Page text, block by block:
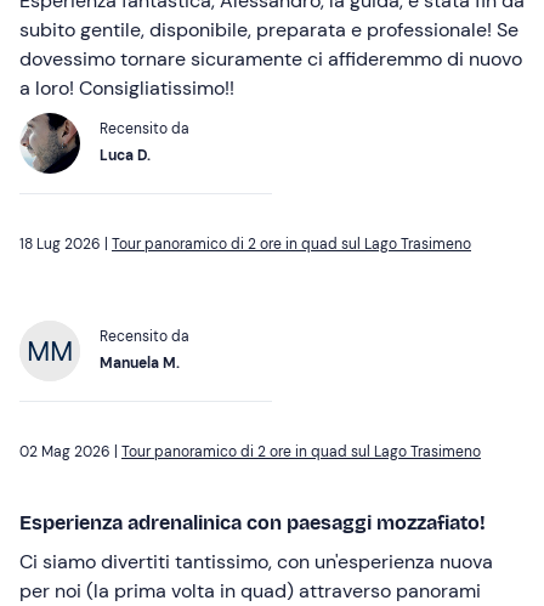
subito gentile, disponibile, preparata e professionale! Se
dovessimo tornare sicuramente ci affideremmo di nuovo
a loro! Consigliatissimo!!
Recensito da
Luca D.
18 Lug 2026 | Tour panoramico di 2 ore in quad sul Lago Trasimeno
Recensito da
Manuela M.
02 Mag 2026 | Tour panoramico di 2 ore in quad sul Lago Trasimeno
Esperienza adrenalinica con paesaggi mozzafiato!
Ci siamo divertiti tantissimo, con un'esperienza nuova
per noi (la prima volta in quad) attraverso panorami